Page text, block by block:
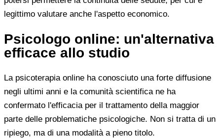
legittimo valutare anche l'aspetto economico.
Psicologo online: un'alternativa
efficace allo studio
La psicoterapia online ha conosciuto una forte diffusione
negli ultimi anni e la comunità scientifica ne ha
confermato l'efficacia per il trattamento della maggior
parte delle problematiche psicologiche. Non si tratta di un
ripiego, ma di una modalità a pieno titolo.